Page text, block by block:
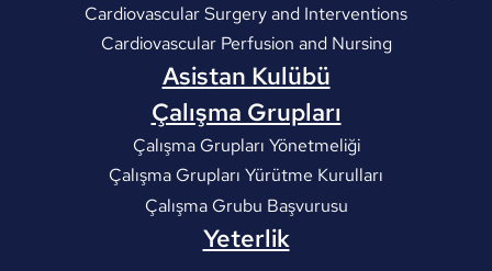
Cardiovascular Surgery and Interventions
Cardiovascular Perfusion and Nursing
Asistan Kulübü
Çalışma Grupları
Çalışma Grupları Yönetmeliği
Çalışma Grupları Yürütme Kurulları
Çalışma Grubu Başvurusu
Yeterlik